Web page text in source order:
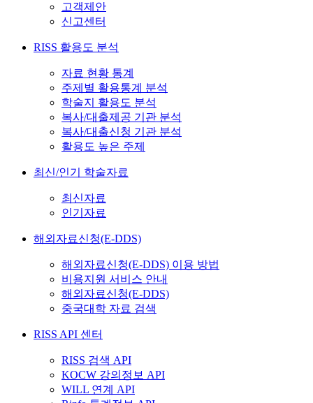
고객제안
신고센터
RISS 활용도 분석
자료 현황 통계
주제별 활용통계 분석
학술지 활용도 분석
복사/대출제공 기관 분석
복사/대출신청 기관 분석
활용도 높은 주제
최신/인기 학술자료
최신자료
인기자료
해외자료신청(E-DDS)
해외자료신청(E-DDS) 이용 방법
비용지원 서비스 안내
해외자료신청(E-DDS)
중국대학 자료 검색
RISS API 센터
RISS 검색 API
KOCW 강의정보 API
WILL 연계 API